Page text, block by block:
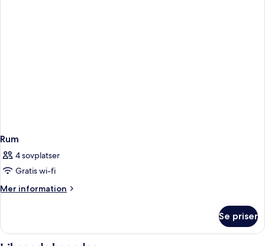
Rum
4 sovplatser
Gratis wi-fi
Mer information
Mer
Se priser